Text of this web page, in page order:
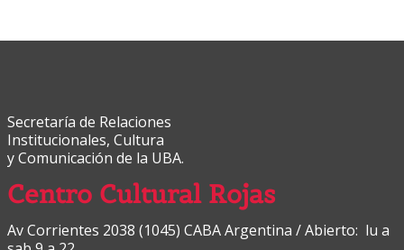
Secretaría de Relaciones
Institucionales, Cultura
y Comunicación de la UBA.
Centro Cultural Rojas
Av Corrientes 2038 (1045) CABA Argentina / Abierto: lu a